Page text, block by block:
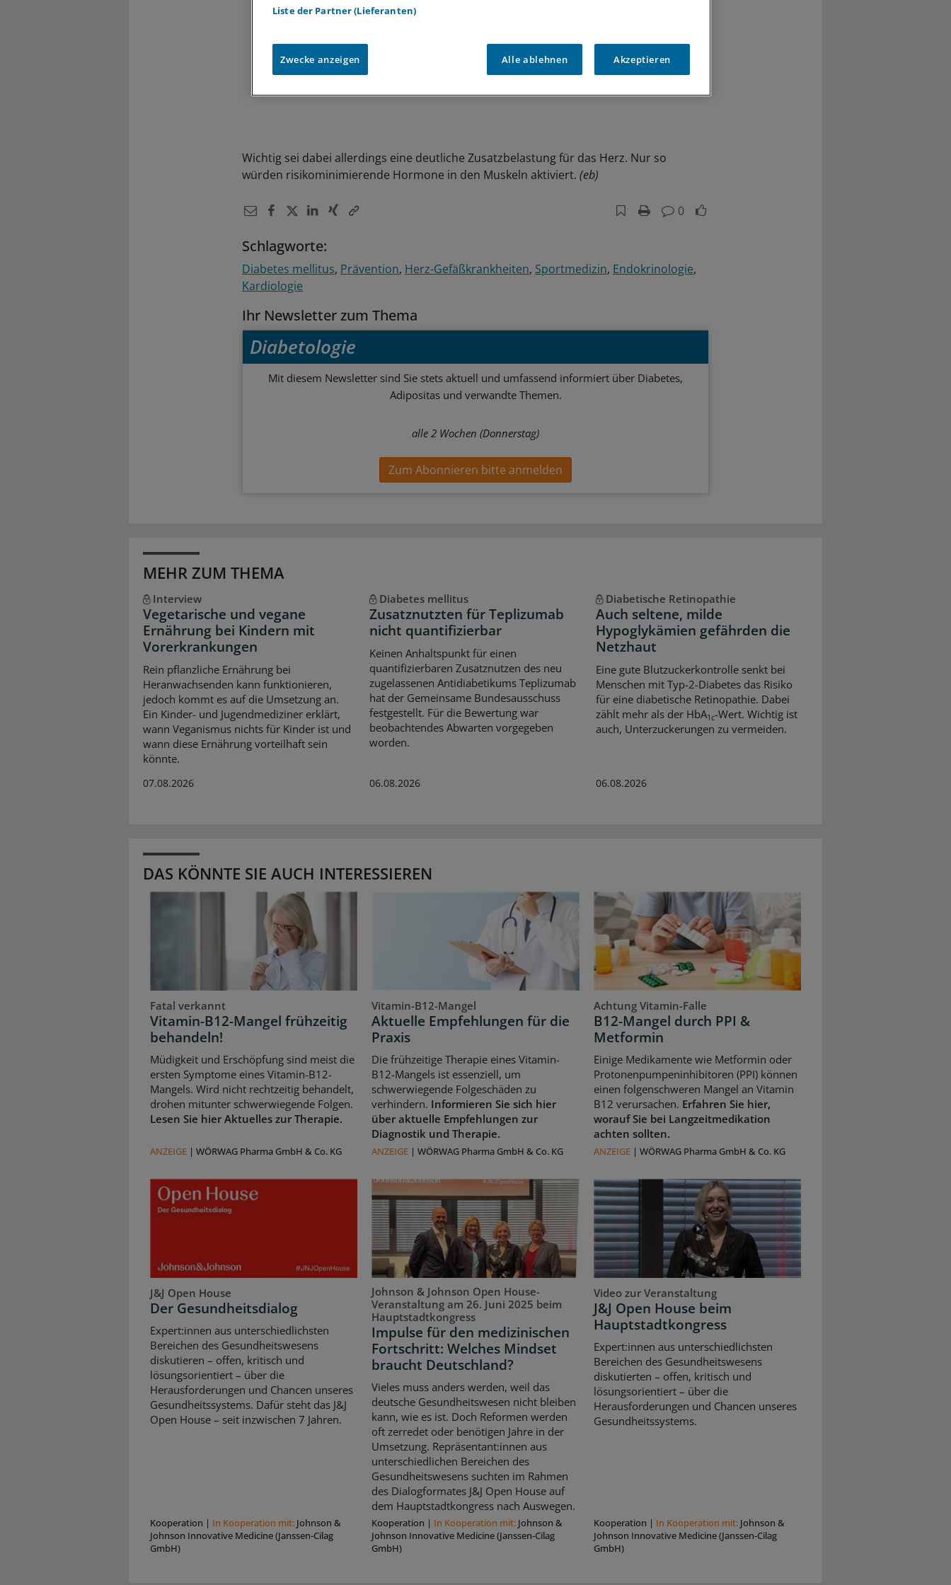
Wichtig sei dabei allerdings eine deutliche Zusatzbelastung für das Herz. Nur so
würden risikominimierende Hormone in den Muskeln aktiviert. (eb)
0
Schlagworte:
Diabetes mellitus Prävention Herz-Gefäßkrankheiten Sportmedizin Endokrinologie
Kardiologie
Ihr Newsletter zum Thema
Diabetologie
Mit diesem Newsletter sind Sie stets aktuell und umfassend informiert über Diabetes,
Adipositas und verwandte Themen.
alle 2 Wochen (Donnerstag)
Zum Abonnieren bitte anmelden
MEHR ZUM THEMA
Interview
Vegetarische und vegane
Ernährung bei Kindern mit
Vorerkrankungen
Rein pflanzliche Ernährung bei
Heranwachsenden kann funktionieren,
jedoch kommt es auf die Umsetzung an.
Ein Kinder- und Jugendmediziner erklärt,
wann Veganismus nichts für Kinder ist und
wann diese Ernährung vorteilhaft sein
könnte.
07.08.2026
Diabetes mellitus
Zusatznutzten für Teplizumab
nicht quantifizierbar
Keinen Anhaltspunkt für einen
quantifizierbaren Zusatznutzen des neu
zugelassenen Antidiabetikums Teplizumab
hat der Gemeinsame Bundesausschuss
festgestellt. Für die Bewertung war
beobachtendes Abwarten vorgegeben
worden.
06.08.2026
Diabetische Retinopathie
Auch seltene, milde
Hypoglykämien gefährden die
Netzhaut
Eine gute Blutzuckerkontrolle senkt bei
Menschen mit Typ-2-Diabetes das Risiko
für eine diabetische Retinopathie. Dabei
zählt mehr als der HbA1c-Wert. Wichtig ist
auch, Unterzuckerungen zu vermeiden.
06.08.2026
DAS KÖNNTE SIE AUCH INTERESSIEREN
Fatal verkannt
Vitamin-B12-Mangel frühzeitig
behandeln!
Müdigkeit und Erschöpfung sind meist die
ersten Symptome eines Vitamin-B12-
Mangels. Wird nicht rechtzeitig behandelt,
drohen mitunter schwerwiegende Folgen.
Lesen Sie hier Aktuelles zur Therapie.
ANZEIGE | WÖRWAG Pharma GmbH & Co. KG
Vitamin-B12-Mangel
Aktuelle Empfehlungen für die
Praxis
Die frühzeitige Therapie eines Vitamin-
B12-Mangels ist essenziell, um
schwerwiegende Folgeschäden zu
verhindern. Informieren Sie sich hier
über aktuelle Empfehlungen zur
Diagnostik und Therapie.
ANZEIGE |WÖRWAG Pharma GmbH & Co. KG
Achtung Vitamin-Falle
B12-Mangel durch PPI &
Metformin
Einige Medikamente wie Metformin oder
Protonenpumpeninhibitoren (PPI) können
einen folgenschweren Mangel an Vitamin
B12 verursachen. Erfahren Sie hier,
worauf Sie bei Langzeitmedikation
achten sollten.
ANZEIGE| WÖRWAG Pharma GmbH & Co. KG
J&J Open House
Der Gesundheitsdialog
Expert:innen aus unterschiedlichsten
Bereichen des Gesundheitswesens
diskutieren – offen, kritisch und
lösungsorientiert – über die
Herausforderungen und Chancen unseres
Gesundheitssystems. Dafür steht das J&J
Open House – seit inzwischen 7 Jahren.
Kooperation | In Kooperation mit: Johnson &
Johnson Innovative Medicine (Janssen-Cilag
GmbH)
Johnson & Johnson Open House-
Veranstaltung am 26. Juni 2025 beim
Hauptstadtkongress
Impulse für den medizinischen
Fortschritt: Welches Mindset
braucht Deutschland?
Vieles muss anders werden, weil das
deutsche Gesundheitswesen nicht bleiben
kann, wie es ist. Doch Reformen werden
oft zerredet oder benötigen Jahre in der
Umsetzung. Repräsentant:innen aus
unterschiedlichen Bereichen des
Gesundheitswesens suchten im Rahmen
des Dialogformates J&J Open House auf
dem Hauptstadtkongress nach Auswegen.
Kooperation | In Kooperation mit: Johnson &
Johnson Innovative Medicine (Janssen-Cilag
GmbH)
Video zur Veranstaltung
J&J Open House beim
Hauptstadtkongress
Expert:innen aus unterschiedlichsten
Bereichen des Gesundheitswesens
diskutierten – offen, kritisch und
lösungsorientiert – über die
Herausforderungen und Chancen unseres
Gesundheitssystems.
Kooperation | In Kooperation mit: Johnson &
Johnson Innovative Medicine (Janssen-Cilag
GmbH)
Liste der Partner (Lieferanten)
Zwecke anzeigen Alle ablehnen Akzeptieren